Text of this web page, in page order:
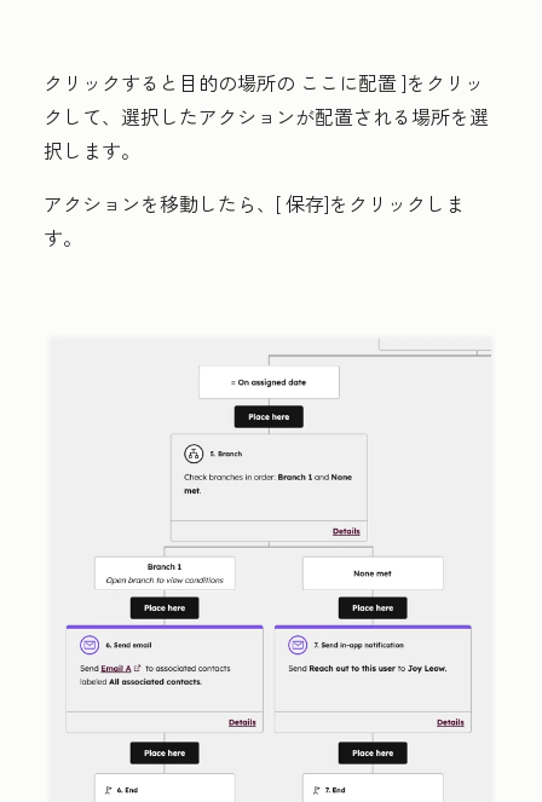
クリックすると目的の場所の ここに配置]をクリッ
クして、選択したアクションが配置される場所を選
択します。
アクションを移動したら、[保存]をクリックしま
す。